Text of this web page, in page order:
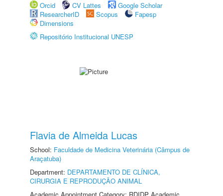
Orcid
CV Lattes
Google Scholar
ResearcherID
Scopus
Fapesp
Dimensions
Repositório Institucional UNESP
Flavia de Almeida Lucas
School: Faculdade de Medicina Veterinária (Câmpus de
Araçatuba)
Department: DEPARTAMENTO DE CLÍNICA,
CIRURGIA E REPRODUÇÃO ANIMAL